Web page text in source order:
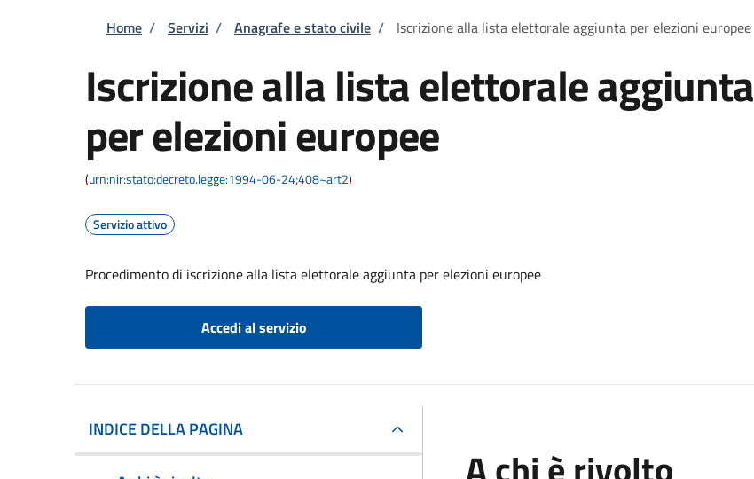
Briciole di pane
Home / Servizi / Anagrafe e stato civile / Iscrizione alla lista elettorale aggiunta per elezioni europee
Iscrizione alla lista elettorale aggiunta
per elezioni europee
(urn:nir:stato:decreto.legge:1994-06-24;408~art2)
Servizio attivo
Procedimento di iscrizione alla lista elettorale aggiunta per elezioni europee
Accedi al servizio
INDICE DELLA PAGINA